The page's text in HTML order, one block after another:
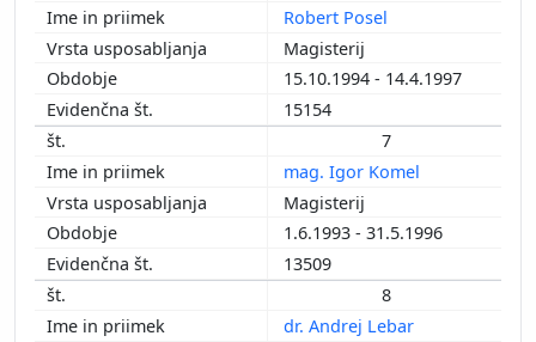
Robert Posel
Magisterij
15.10.1994 - 14.4.1997
15154
7
mag. Igor Komel
Magisterij
1.6.1993 - 31.5.1996
13509
8
dr. Andrej Lebar